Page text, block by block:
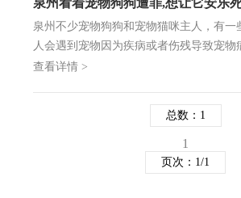
会太狠心了?
泉州不少宠物狗狗和宠物猫咪主人，有一
人会遇到宠物因为疾病或者伤残导致宠物
起来，饭也吃不下，然后疼得直哼哼的情
宠物已经没法治了，安乐死是能够让它少
查看详情 >
总数：1
1
页次：1/1